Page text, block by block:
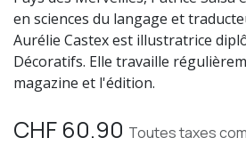
en sciences du langage et
Aurélie Castex est illustratrice
Décoratifs. Elle travaille
magazine et l'édition.
CHF 60.90 Toutes taxes